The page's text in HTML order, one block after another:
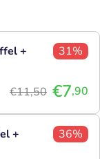
+
31%
€11,50 €7,90
+
36%